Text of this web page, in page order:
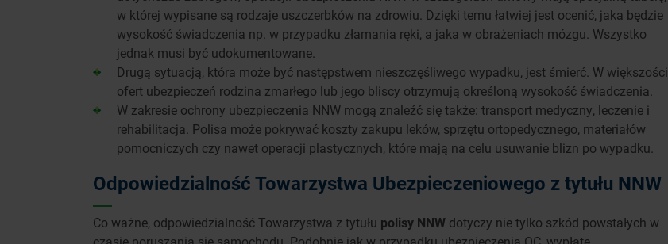
w której wypisane są rodzaje uszczerbków na zdrowiu. Dzięki temu łatwiej jest ocenić, jaka będzie
wysokość świadczenia np. w przypadku złamania ręki, a jaka w obrażeniach mózgu. Wszystko
jednak musi być udokumentowane.
Drugą sytuacją, która może być następstwem nieszczęśliwego wypadku, jest śmierć. W większości
ofert ubezpieczeń rodzina zmarłego lub jego bliscy otrzymują określoną wysokość świadczenia.
W zakresie ochrony ubezpieczenia NNW mogą znaleźć się także: transport medyczny, leczenie i
rehabilitacja. Polisa może pokrywać koszty zakupu leków, sprzętu ortopedycznego, materiałów
pomocniczych czy nawet operacji plastycznych, które mają na celu usuwanie blizn po wypadku.
Odpowiedzialność Towarzystwa Ubezpieczeniowego z tytułu NNW
Co ważne, odpowiedzialność Towarzystwa z tytułu polisy NNW dotyczy nie tylko szkód powstałych w